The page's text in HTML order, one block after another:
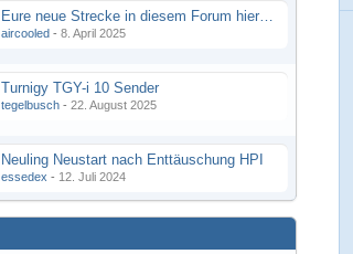
Eure neue Strecke in diesem Forum hier posten
aircooled - 8. April 2025
Turnigy TGY-i 10 Sender
tegelbusch - 22. August 2025
Neuling Neustart nach Enttäuschung HPI
essedex - 12. Juli 2024